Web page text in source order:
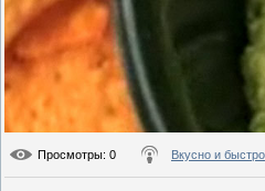
Просмотры: 0 Вкусно и быстро